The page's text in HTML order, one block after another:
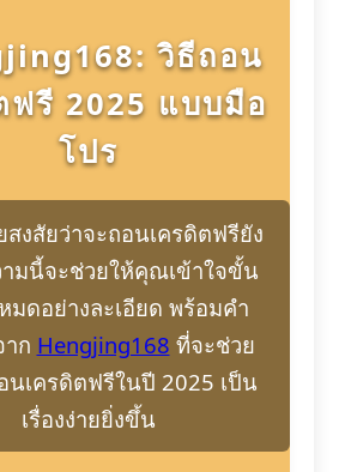
วิธีถอน
ฟรี 2025 แบบมือ
โปร
งสัยว่าจะถอนเครดิตฟรียัง
มนี้จะช่วยให้คุณเข้าใจขั้น
มดอย่างละเอียด พร้อมคำ
ก Hengjing168 ที่จะช่วย
นเครดิตฟรีในปี 2025 เป็น
เรื่องง่ายยิ่งขึ้น